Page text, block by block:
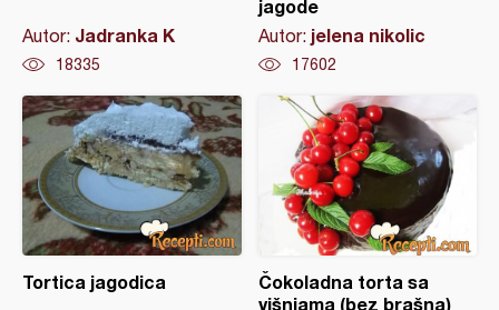
Autor: Jadranka K
18335
jagode
Autor: jelena nikolic
17602
Tortica jagodica
Čokoladna torta sa
višnjama (bez brašna)